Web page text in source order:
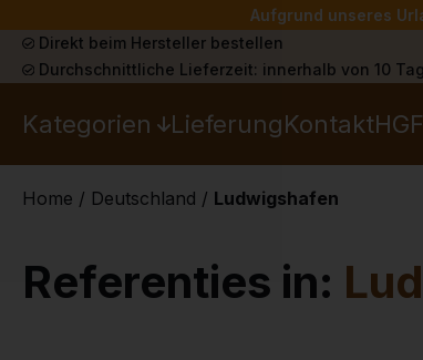
Aufgrund unseres
Direkt beim Hersteller bestellen
Durchschnittliche Lieferzeit: innerhalb von 10
Kategorien LieferungKontaktHGF
Home / Deutschland / Ludwigshafen
Referenties in: